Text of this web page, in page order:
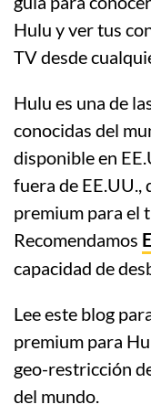
Hulu y ver tus
TV desde
Hulu es una de
conocidas del
disponible en
fuera de EE.UU.,
premium para el
Recomendamos
capacidad de
Lee este blog
premium para
geo-restricción
del mundo.